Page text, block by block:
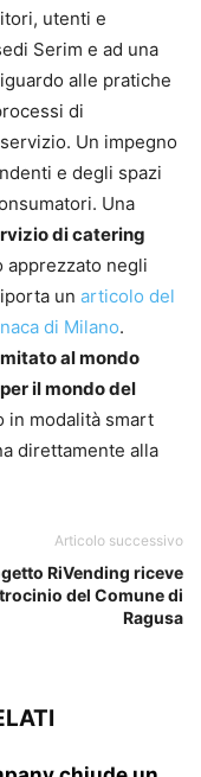
utenti e
Serim e ad una
alle pratiche
di
Un impegno
e degli spazi
Una
di catering
apprezzato negli
un articolo del
di Milano.
al mondo
il mondo del
in modalità smart
direttamente alla
Articolo successivo
RiVending riceve
del Comune di
Ragusa